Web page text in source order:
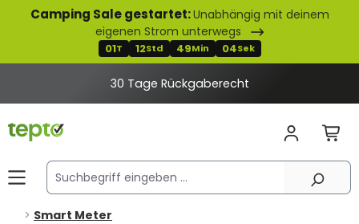
springen
Camping Sale gestartet:Unabhängig mit deinem
eigenen Strom unterwegs
01T 12Std 49Min 04Sek
30 Tage Rückgaberecht
Smart Meter